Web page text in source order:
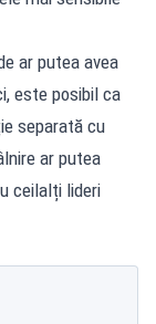
ar putea avea
este posibil ca
separată cu
ar putea
ceilalți lideri